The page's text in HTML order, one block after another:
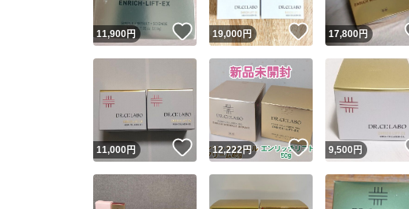
11,900円 いいね！
19,000円 いいね！
17,800円
11,000円 いいね！
12,222円 いいね！
9,500 円